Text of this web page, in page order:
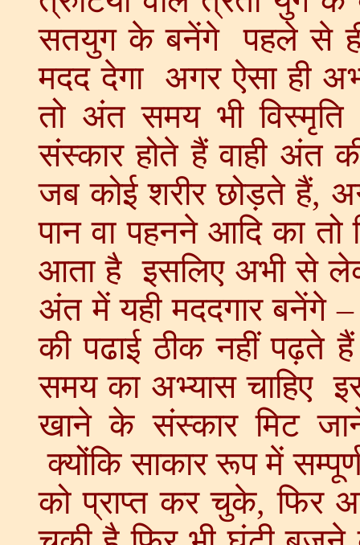
सतयुग के बनेंगे पहले से ही
मदद देगा अगर ऐसा ही
तो अंत समय भी
संस्कार होते हैं वाही अंत
जब कोई शरीर छोड़ते हैं,
पान वा पहनने आदि का तो
आता है इसलिए अभी से
अंत में यही मददगार बनेंगे
की पढाई ठीक नहीं पढ़ते
समय का अभ्यास चाहिए
खाने के संस्कार मिट
क्योंकि साकार रूप में
को प्राप्त कर चुके,